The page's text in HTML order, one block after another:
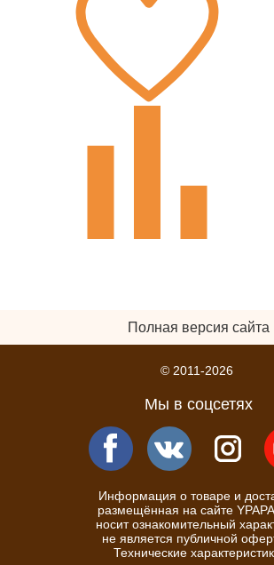
Полная версия сайта
© 2011-2026
Мы в соцсетях
Информация о товаре и
размещённая на сайте
носит ознакомительный
не является публичной
Технические